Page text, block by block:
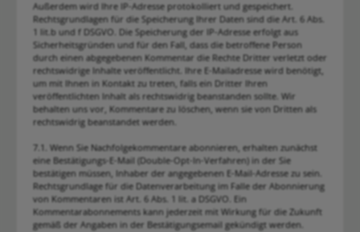
Außerdem wird Ihre IP-Adresse protokolliert und gespeichert.
Rechtsgrundlagen für die Speicherung Ihrer Daten sind die Art. 6 Abs.
1 lit.b und f DSGVO. Die Speicherung der IP-Adresse erfolgt aus
Sicherheitsgründen und für den Fall, dass die betroffene Person
durch einen abgegebenen Kommentar die Rechte Dritter verletzt oder
rechtswidrige Inhalte veröffentlicht. Ihre E-Mailadresse wird benötigt,
um mit Ihnen in Kontakt zu treten, falls ein Dritter Ihren
veröffentlichten Inhalt als rechtswidrig beanstanden sollte. Wir
behalten uns vor, Kommentare zu löschen, wenn sie von Dritten als
rechtswidrig beanstandet werden.
7.1. Wenn Sie Nachfolgekommentare abonnieren, erhalten zunächst
eine Bestätigungs-E-Mail (Double-Opt-In-Verfahren) in der Sie
bestätigen müssen, Inhaber der angegebenen E-Mail-Adresse zu sein.
Rechtsgrundlage für die Datenverarbeitung im Falle der Abonnierung
von Kommentaren ist Art. 6 Abs. 1 lit. a DSGVO. Ein
Kommentarabonnements kann jederzeit mit Wirkung für die Zukunft
gemäß der Angaben in der Bestätigungsemail gekündigt werden.